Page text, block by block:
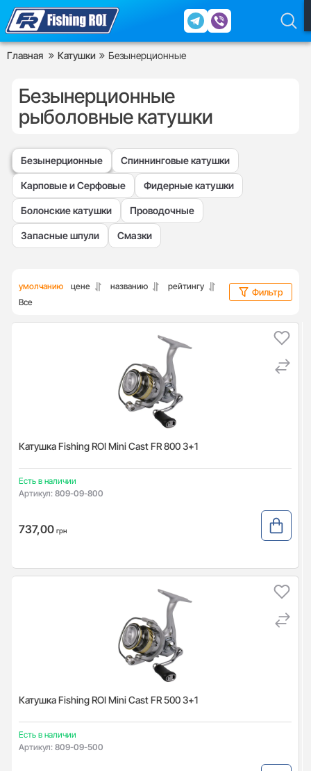
Главная Катушки Безынерционные
Безынерционные
рыболовные катушки
Безынерционные Спиннинговые катушки
Карповые и Серфовые Фидерные катушки
Болонские катушки Проводочные
Запасные шпули Смазки
умолчанию цене названию
рейтингу
Все
Фильтр
Катушка Fishing ROI Mini Cast FR 800 3+1
Есть в наличии
Артикул: 809-09-800
737,00 грн
Катушка Fishing ROI Mini Cast FR 500 3+1
Есть в наличии
Артикул: 809-09-500